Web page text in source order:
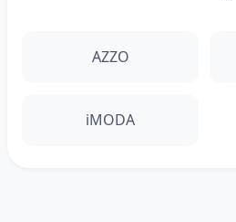
AZZO
iMODA